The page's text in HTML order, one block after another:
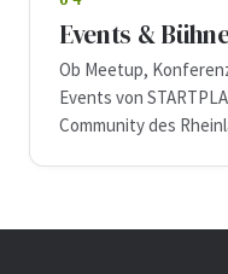
Events &
Ob Meetup,
Events von
Community des